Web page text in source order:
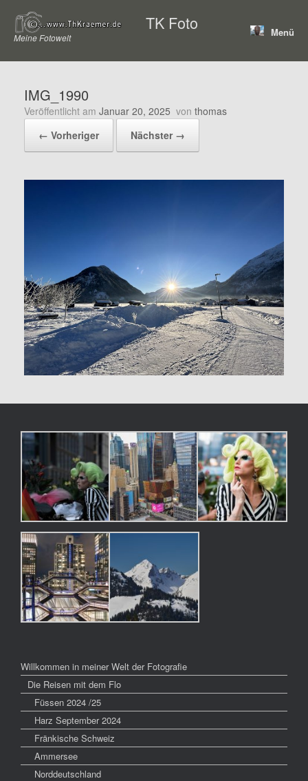
Inhalt
springen
TK Foto
Meine Fotowelt Menü
IMG_1990
Veröffentlicht am Januar 20, 2025 von thomas
← Vorheriger
Nächster →
Willkommen in meiner Welt der Fotografie
Die Reisen mit dem Flo
Füssen 2024 /25
Harz September 2024
Fränkische Schweiz
Ammersee
Norddeutschland